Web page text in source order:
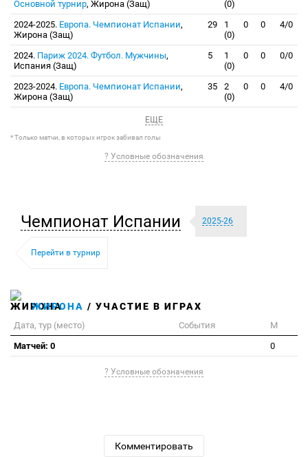
Основной турнир, Жирона (Защ)
(0)
2024-2025. Европа. Чемпионат Испании,
Жирона (Защ)
29
1
(0)
0 0 4/0
2024. Париж 2024. Футбол. Мужчины,
Испания (Защ)
5
1
(0)
0 0 0/0
2023-2024. Европа. Чемпионат Испании,
Жирона (Защ)
35
2
(0)
0 0 4/0
ЕЩЕ
* Только матчи, в которых игрок забивал голы
? Условные обозначения
Чемпионат Испании 2025-26
Перейти в турнир
ЖИРОНА / УЧАСТИЕ В ИГРАХ
Дата, тур (место) События
М
Матчей: 0
0
? Условные обозначения
Комментировать